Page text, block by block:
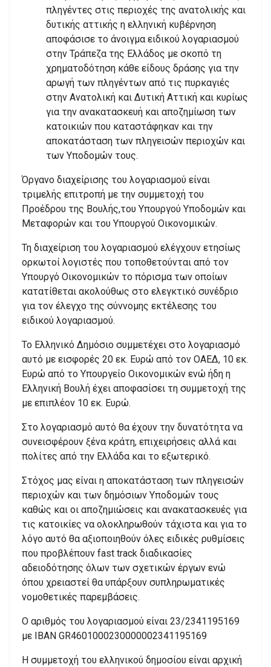
πληγέντες στις περιοχές της ανατολικής και
δυτικής αττικής η ελληνική κυβέρνηση
αποφάσισε το άνοιγμα ειδικού λογαριασμού
στην Τράπεζα της Ελλάδος με σκοπό τη
χρηματοδότηση κάθε είδους δράσης για την
αρωγή των πληγέντων από τις πυρκαγιές
στην Ανατολική και Δυτική Αττική και κυρίως
για την ανακατασκευή και αποζημίωση των
κατοικιών που καταστάφηκαν και την
αποκατάσταση των πληγεισών περιοχών και
των Υποδομών τους.
Όργανο διαχείρισης του λογαριασμού είναι
τριμελής επιτροπή με την συμμετοχή του
Προέδρου της Βουλής,του Υπουργού Υποδομών και
Μεταφορών και του Υπουργού Οικονομικών.
Τη διαχείριση του λογαριασμού ελέγχουν ετησίως
ορκωτοί λογιστές που τοποθετούνται από τον
Υπουργό Οικονομικών το πόρισμα των οποίων
κατατίθεται ακολούθως στο ελεγκτικό συνέδριο
για τον έλεγχο της σύννομης εκτέλεσης του
ειδικού λογαριασμού.
Το Ελληνικό Δημόσιο συμμετέχει στο λογαριασμό
αυτό με εισφορές 20 εκ. Ευρώ από τον ΟΑΕΔ, 10 εκ.
Ευρώ από το Υπουργείο Οικονομικών ενώ ήδη η
Ελληνική Βουλή έχει αποφασίσει τη συμμετοχή της
με επιπλέον 10 εκ. Ευρώ.
Στο λογαριασμό αυτό θα έχουν την δυνατότητα να
συνεισφέρουν ξένα κράτη, επιχειρήσεις αλλά και
πολίτες από την Ελλάδα και το εξωτερικό.
Στόχος μας είναι η αποκατάσταση των πληγεισών
περιοχών και των δημόσιων Υποδομών τους
καθώς και οι αποζημιώσεις και ανακατασκευές για
τις κατοικίες να ολοκληρωθούν τάχιστα και για το
λόγο αυτό θα αξιοποιηθούν όλες ειδικές ρυθμίσεις
που προβλέπουν fast track διαδικασίες
αδειοδότησης όλων των σχετικών έργων ενώ
όπου χρειαστεί θα υπάρξουν συπληρωματικές
νομοθετικές παρεμβάσεις.
Ο αριθμός του λογαριασμού είναι 23/2341195169
με IBAN GR4601000230000002341195169
Η συμμετοχή του ελληνικού δημοσίου είναι αρχική